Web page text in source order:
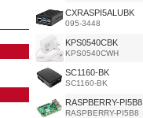
CXRASPI5ALUBK
095-3448
KPS0540CBK
KPS0540CWH
SC1160-BK
SC1160-BK
RASPBERRY-PI5B8
RASPBERRY-PI5B8